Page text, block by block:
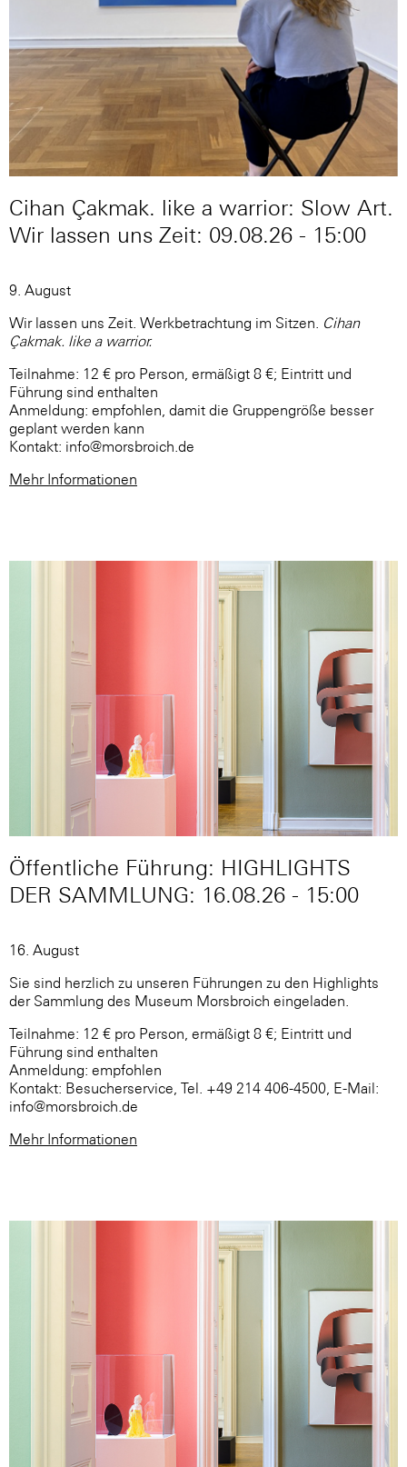
Cihan Çakmak. like a warrior: Slow Art.
Wir lassen uns Zeit: 09.08.26 - 15:00
9. August
Wir lassen uns Zeit. Werkbetrachtung im Sitzen.
Cihan
Çakmak. like a warrior.
Teilnahme: 12 € pro Person, ermäßigt 8 €; Eintritt und
Führung sind enthalten
Anmeldung: empfohlen, damit die Gruppengröße besser
geplant werden kann
Kontakt: info@morsbroich.de
Mehr Informationen
Öffentliche Führung: HIGHLIGHTS
DER SAMMLUNG: 16.08.26 - 15:00
16. August
Sie sind herzlich zu unseren Führungen zu den Highlights
der Sammlung des Museum Morsbroich eingeladen.
Teilnahme: 12 € pro Person, ermäßigt 8 €; Eintritt und
Führung sind enthalten
Anmeldung: empfohlen
Kontakt: Besucherservice, Tel. +49 214 406-4500, E-Mail:
info@morsbroich.de
Mehr Informationen